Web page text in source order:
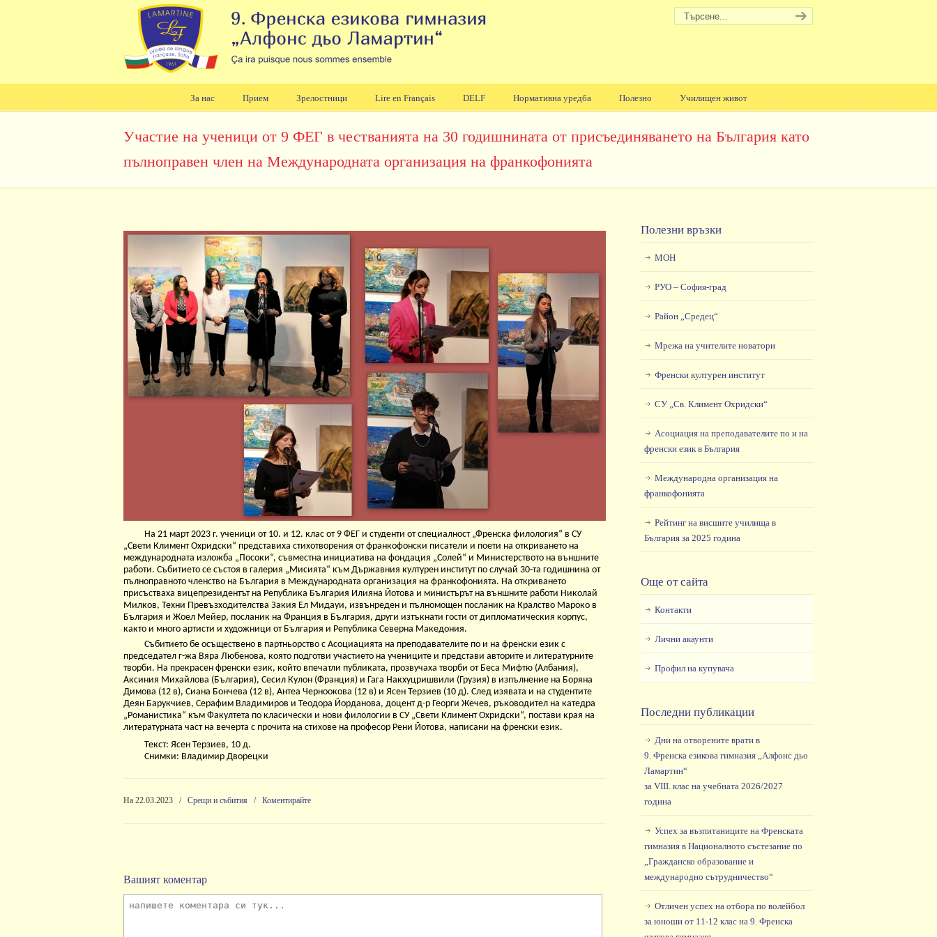
За нас Прием Зрелостници Lire en Français DELF Нормативна уредба Полезно Училищен живот
Навигация
Участие на ученици от 9 ФЕГ в честванията на 30 годишнината от присъединяването на България като
пълноправен член на Международната организация на франкофонията
На 21 март 2023 г. ученици от 10. и 12. клас от 9 ФЕГ и студенти от специалност „Френска филология“ в СУ
„Свети Климент Охридски“ представиха стихотворения от франкофонски писатели и поети на откриването на
международната изложба „Посоки“, съвместна инициатива на фондация „Солей“ и Министерството на външните
работи. Събитието се състоя в галерия „Мисията“ към Държавния културен институт по случай 30-та годишнина от
пълноправното членство на България в Международната организация на франкофонията. На откриването
присъстваха вицепрезидентът на Република България Илияна Йотова и министърът на външните работи Николай
Милков, Техни Превъзходителства Закия Ел Мидауи, извънреден и пълномощен посланик на Кралство Мароко в
България и Жоел Мейер, посланик на Франция в България, други изтъкнати гости от дипломатическия корпус,
както и много артисти и художници от България и Република Северна Македония.
Събитието бе осъществено в партньорство с Асоциацията на преподавателите по и на френски език с
председател г-жа Вяра Любенова, която подготви участието на учениците и представи авторите и литературните
творби. На прекрасен френски език, който впечатли публиката, прозвучаха творби от Беса Мифтю (Албания),
Аксиния Михайлова (България), Сесил Кулон (Франция) и Гага Накхуцришвили (Грузия) в изпълнение на Боряна
Димова (12 в), Сиана Бончева (12 в), Антеа Черноокова (12 в) и Ясен Терзиев (10 д). След изявата и на студентите
Деян Барукчиев, Серафим Владимиров и Теодора Йорданова, доцент д-р Георги Жечев, ръководител на катедра
„Романистика“ към Факултета по класически и нови филологии в СУ „Свети Климент Охридски“, постави края на
литературната част на вечерта с прочита на стихове на професор Рени Йотова, написани на френски език.
Текст: Ясен Терзиев, 10 д.
Снимки: Владимир Дворецки
На 22.03.2023 / Срещи и събития / Коментирайте
Вашият коментар
Полезни връзки
МОН
РУО – София-град
Район „Средец“
Мрежа на учителите новатори
Френски културен институт
СУ „Св. Климент Охридски“
Асоциация на преподавателите по и на
френски език в България
Международна организация на
франкофонията
Рейтинг на висшите училища в
България за 2025 година
Още от сайта
Контакти
Лични акаунти
Профил на купувача
Последни публикации
Дни на отворените врати в
9. Френска езикова гимназия „Алфонс дьо
Ламартин“
за VIII. клас на учебната 2026/2027
година
Успех за възпитаниците на Френската
гимназия в Националното състезание по
„Гражданско образование и
международно сътрудничество“
Отличен успех на отбора по волейбол
за юноши от 11-12 клас на 9. Френска